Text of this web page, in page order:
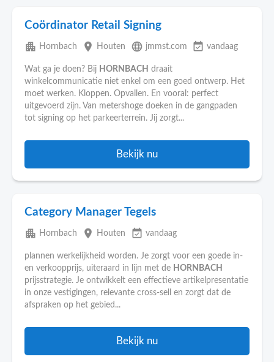
Coördinator Retail Signing
apartment Hornbach place Houten language jmmst.com event_available vandaag
Wat ga je doen? Bij HORNBACH draait
winkelcommunicatie niet enkel om een goed ontwerp. Het
moet werken. Kloppen. Opvallen. En vooral: perfect
uitgevoerd zijn. Van metershoge doeken in de gangpaden
tot signing op het parkeerterrein. Jij zorgt...
Bekijk nu
Category Manager Tegels
apartment Hornbach place Houten event_available vandaag
plannen werkelijkheid worden. Je zorgt voor een goede in-
en verkoopprijs, uiteraard in lijn met de HORNBACH
prijsstrategie. Je ontwikkelt een effectieve artikelpresentatie
in onze vestigingen, relevante cross-sell en zorgt dat de
afspraken op het gebied...
Bekijk nu